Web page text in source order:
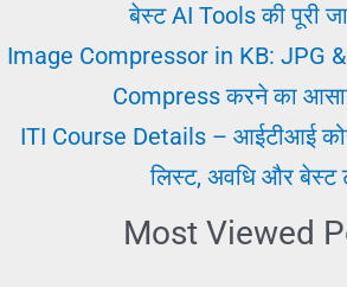
पाने
तारिका
बेस्ट AI Tools की पूरी
Image Compressor in KB: JPG
Compress करने का
ITI Course Details – आईटीआई
लिस्ट, अवधि और बेस्ट
Most Viewed